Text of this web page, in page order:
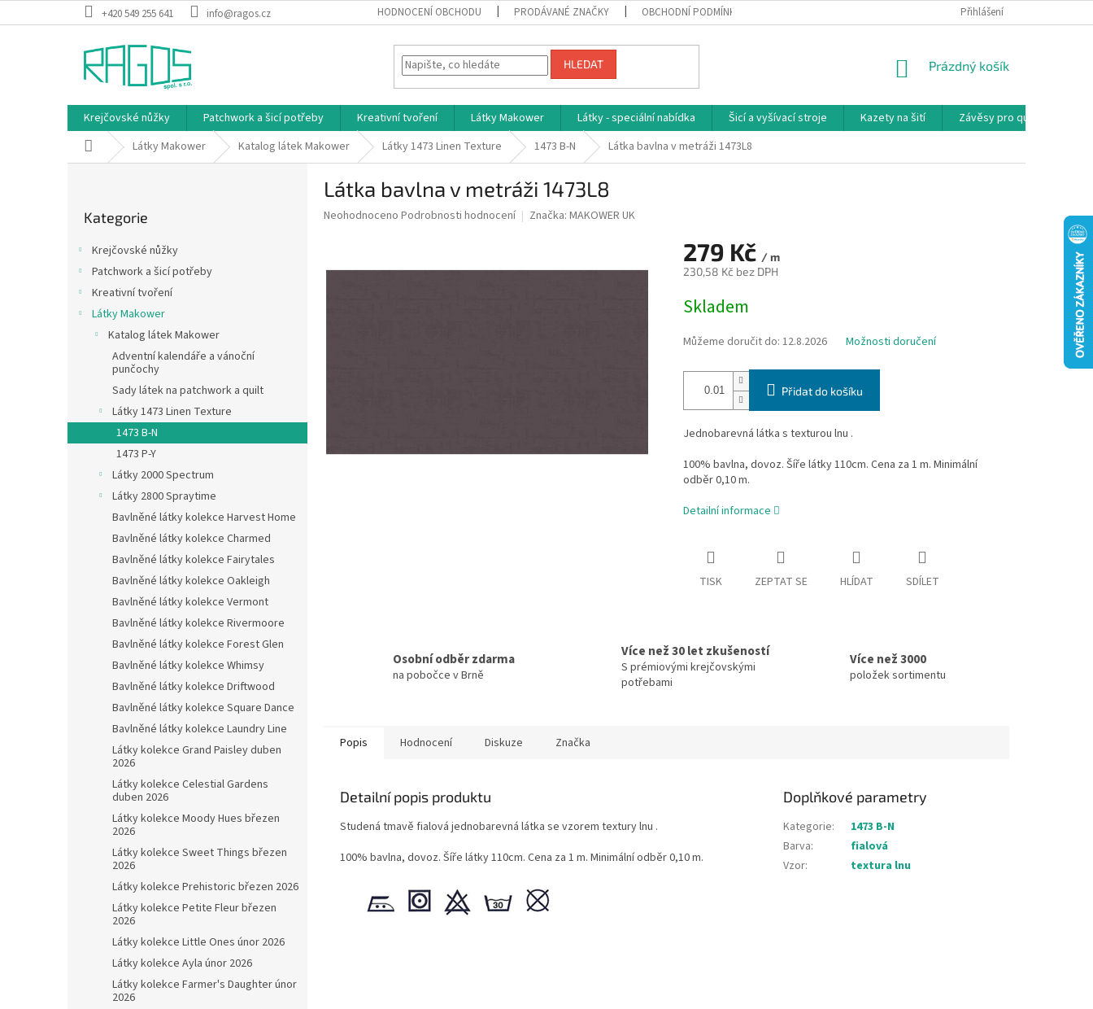
na
+420 549 255 641 info@ragos.cz HODNOCENÍ OBCHODU PRODÁVANÉ ZNAČKY OBCHODNÍ PODMÍNKY REKLAMAČNÍ PODMÍNKY
Přihlášení
HLEDAT
NÁKUPNÍ
Prázdný košík
Krejčovské nůžky Patchwork a šicí potřeby Kreativní tvoření Látky Makower Látky - speciální nabídka Šicí a vyšívací stroje Kazety na šití Závěsy pro quilty
Domů Látky Makower Katalog látek Makower Látky 1473 Linen Texture 1473 B-N Látka bavlna v metráži 1473L8
kategorie
Kategorie
Krejčovské nůžky
Patchwork a šicí potřeby
Kreativní tvoření
Látky Makower
Katalog látek Makower
Adventní kalendáře a vánoční
punčochy
Sady látek na patchwork a quilt
Látky 1473 Linen Texture
1473 B-N
1473 P-Y
Látky 2000 Spectrum
Látky 2800 Spraytime
Bavlněné látky kolekce Harvest Home
Bavlněné látky kolekce Charmed
Bavlněné látky kolekce Fairytales
Bavlněné látky kolekce Oakleigh
Bavlněné látky kolekce Vermont
Bavlněné látky kolekce Rivermoore
Bavlněné látky kolekce Forest Glen
Bavlněné látky kolekce Whimsy
Bavlněné látky kolekce Driftwood
Bavlněné látky kolekce Square Dance
Bavlněné látky kolekce Laundry Line
Látky kolekce Grand Paisley duben
2026
Látky kolekce Celestial Gardens
duben 2026
Látky kolekce Moody Hues březen
2026
Látky kolekce Sweet Things březen
2026
Látky kolekce Prehistoric březen 2026
Látky kolekce Petite Fleur březen
2026
Látky kolekce Little Ones únor 2026
Látky kolekce Ayla únor 2026
Látky kolekce Farmer's Daughter únor
2026
Látka bavlna v metráži 1473L8
Průměrné
Neohodnoceno Podrobnosti hodnocení Značka: MAKOWER UK
279 Kč / m
230,58 Kč bez DPH
cena:
Skladem
Můžeme doručit do: 12.8.2026 Možnosti doručení
Přidat do košíku
Jednobarevná látka s texturou lnu .
100% bavlna, dovoz. Šíře látky 110cm. Cena za 1 m. Minimální
odběr 0,10 m.
Detailní informace
TISK ZEPTAT SE HLÍDAT SDÍLET
Osobní odběr zdarma
na pobočce v Brně
Více než 30 let zkušeností
S prémiovými krejčovskými
potřebami
Více než 3000
položek sortimentu
Popis Hodnocení Diskuze Značka
Detailní popis produktu
Studená tmavě fialová jednobarevná látka se vzorem textury lnu .
100% bavlna, dovoz. Šíře látky 110cm. Cena za 1 m. Minimální odběr 0,10 m.
Doplňkové parametry
Kategorie:
1473 B-N
Barva:
fialová
Vzor: textura lnu